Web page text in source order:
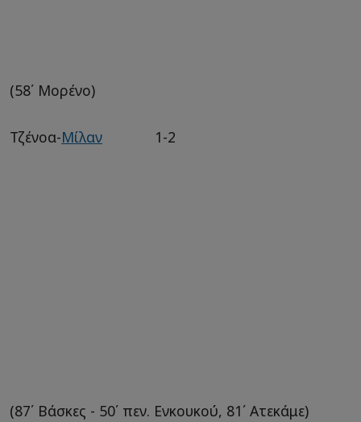
(58΄ Μορένο)
Τζένοα-Μίλαν 1-2
(87΄ Βάσκες - 50΄ πεν. Ενκουκού, 81΄ Ατεκάμε)